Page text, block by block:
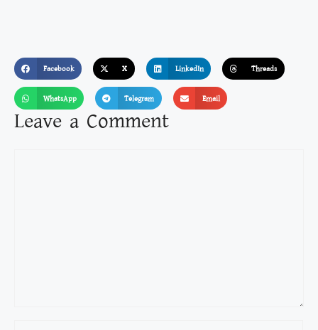
Facebook X LinkedIn Threads
WhatsApp Telegram Email
Leave a Comment